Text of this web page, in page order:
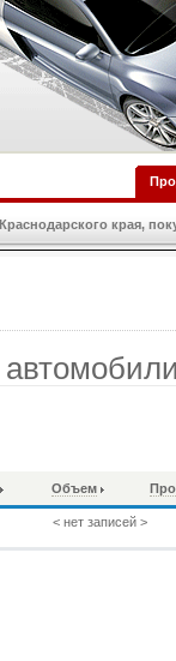
края,
Объем
< нет записей >